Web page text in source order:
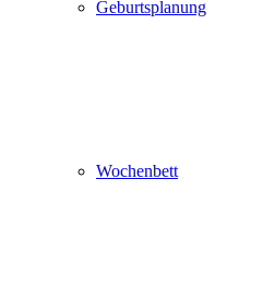
Geburtsplanung
Wochenbett